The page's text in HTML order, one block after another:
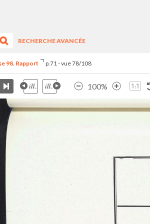
RECHERCHE AVANCÉE
98. Rapport p.71 - vue 78/108
100%